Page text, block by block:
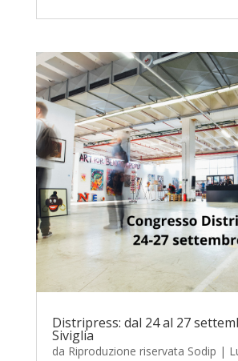
Distripress: dal 24 al 27
Siviglia
da Riproduzione riservata Sodip |